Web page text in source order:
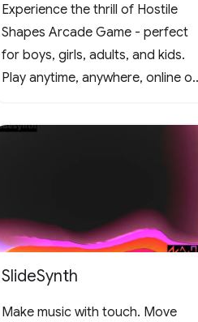
Experience the thrill of Hostile
Shapes Arcade Game - perfect
for boys, girls, adults, and kids.
Play anytime, anywhere, online or
vertical scrolling adventure. Join
SlideSynth
Make music with touch. Move